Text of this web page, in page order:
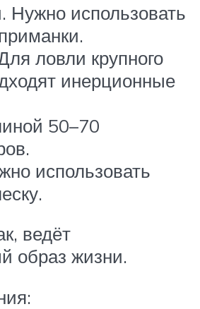
Нужно использовать
ловли крупного
инерционные
50–70
использовать
ведёт
образ жизни.